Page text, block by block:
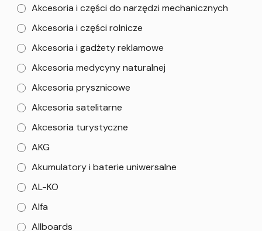
Akcesoria i części do narzędzi mechanicznych
Akcesoria i części rolnicze
Akcesoria i gadżety reklamowe
Akcesoria medycyny naturalnej
Akcesoria prysznicowe
Akcesoria satelitarne
Akcesoria turystyczne
AKG
Akumulatory i baterie uniwersalne
AL-KO
Alfa
Allboards